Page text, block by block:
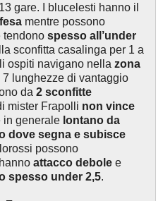
gare. I blucelesti hanno il
mentre possono
tendono spesso all’under
sconfitta casalinga per 1 a
ospiti navigano nella zona
7 lunghezze di vantaggio
da 2 sconfitte
mister Frapolli non vince
in generale lontano da
dove segna e subisce
possono
attacco debole e
spesso under 2,5.